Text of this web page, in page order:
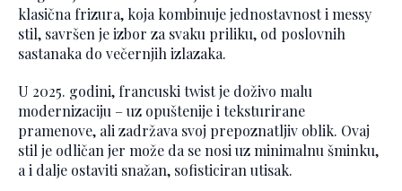
klasična frizura, koja kombinuje jednostavnost i messy
stil, savršen je izbor za svaku priliku, od poslovnih
sastanaka do večernjih izlazaka.
U 2025. godini, francuski twist je doživo malu
modernizaciju – uz opuštenije i teksturirane
pramenove, ali zadržava svoj prepoznatljiv oblik. Ovaj
stil je odličan jer može da se nosi uz minimalnu šminku,
a i dalje ostaviti snažan, sofisticiran utisak.